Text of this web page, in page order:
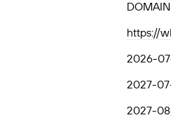
https://
2026-
2027-
2027-